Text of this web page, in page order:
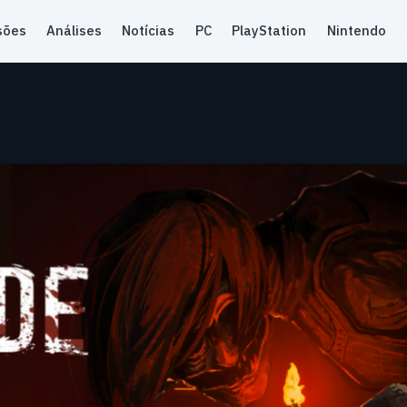
Análises Notícias PC PlayStation Nintendo